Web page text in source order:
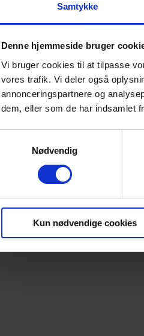
Samtykke
Denne hjemmeside bruger
Vi bruger cookies til at tilpasse
vores trafik. Vi deler også
annonceringspartnere og
dem, eller som de har indsamlet
Nødvendig
Kun nødvendige cookies